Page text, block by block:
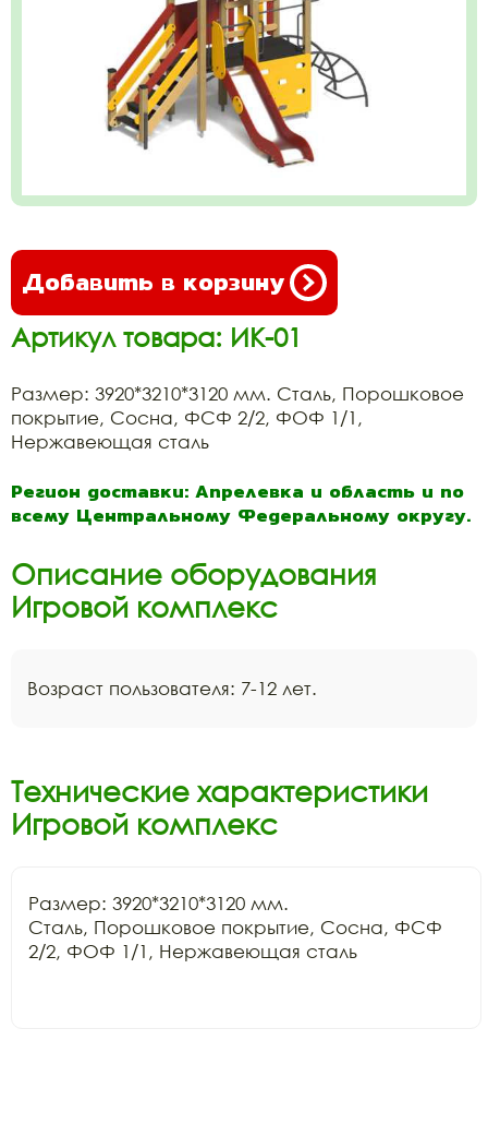
Добавить в корзину
Артикул товара: ИК-01
Размер: 3920*3210*3120 мм. Сталь, Порошковое
покрытие, Сосна, ФСФ 2/2, ФОФ 1/1,
Нержавеющая сталь
Регион доставки: Апрелевка и область и по
всему Центральному Федеральному округу.
Описание оборудования
Игровой комплекс
Возраст пользователя: 7-12 лет.
Технические характеристики
Игровой комплекс
Размер: 3920*3210*3120 мм.
Сталь, Порошковое покрытие, Сосна, ФСФ
2/2, ФОФ 1/1, Нержавеющая сталь